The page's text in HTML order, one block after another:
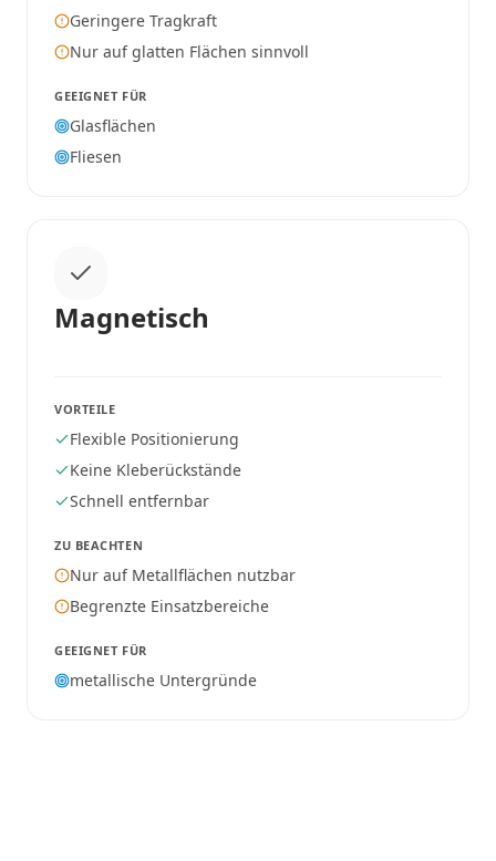
Geringere Tragkraft
Nur auf glatten Flächen sinnvoll
GEEIGNET FÜR
Glasflächen
Fliesen
Magnetisch
VORTEILE
Flexible Positionierung
Keine Kleberückstände
Schnell entfernbar
ZU BEACHTEN
Nur auf Metallflächen nutzbar
Begrenzte Einsatzbereiche
GEEIGNET FÜR
metallische Untergründe